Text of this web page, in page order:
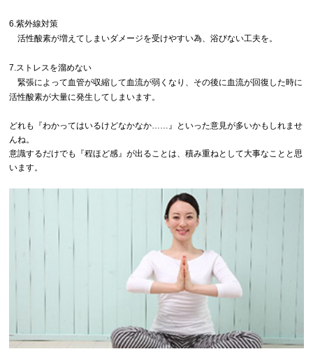
6.紫外線対策
活性酸素が増えてしまいダメージを受けやすい為、浴びない工夫を。
7.ストレスを溜めない
緊張によって血管が収縮して血流が弱くなり、その後に血流が回復した時に
活性酸素が大量に発生してしま います。
どれも『わかってはいるけどなかなか……』といった意見が多いかもしれませ
んね。
意識するだけでも『程ほど感』が出ることは、積み重ねとして大事なことと思
います。